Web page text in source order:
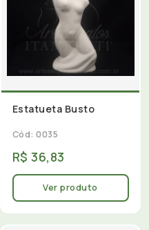
Estatueta Busto
Cód: 0035
R$ 36,83
Ver produto